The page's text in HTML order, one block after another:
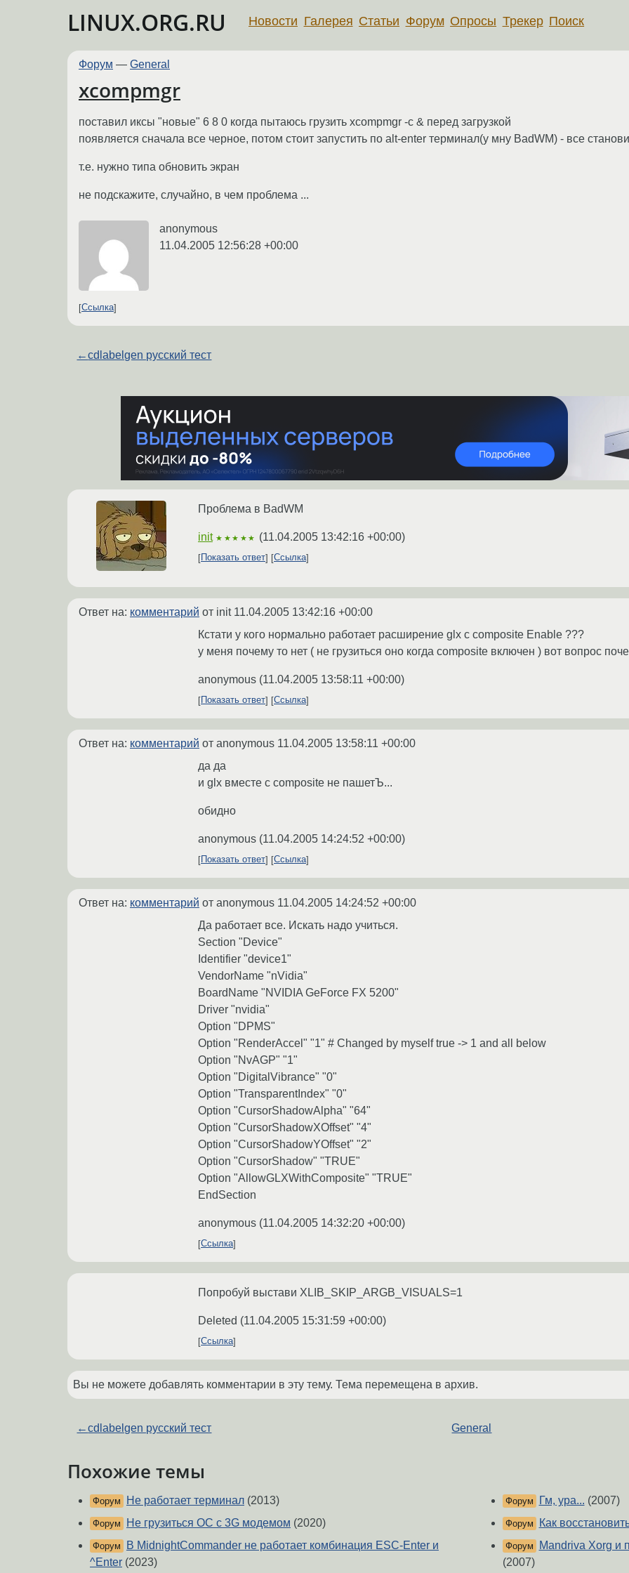
LINUX.ORG.RU Новости Галерея Статьи Форум Опросы Трекер Поиск
Форум — General
xcompmgr
поставил иксы "новые" 6 8 0 когда пытаюсь грузить xcompmgr -c & перед загрузкой
появляется сначала все черное, потом стоит запустить по alt-enter терминал(у мну BadWM) - все
т.е. нужно типа обновить экран
не подскажите, случайно, в чем проблема ...
anonymous
11.04.2005 12:56:28 +00:00
Ссылка
←cdlabelgen русский тест
Проблема в BadWM
init ★★★★★ (11.04.2005 13:42:16 +00:00)
Показать ответ Ссылка
Ответ на: комментарий от init 11.04.2005 13:42:16 +00:00
Кстати у кого нормально работает расширение glx с composite Enable ???
у меня почему то нет ( не грузиться оно когда composite включен ) вот вопрос
anonymous (11.04.2005 13:58:11 +00:00)
Показать ответ Ссылка
Ответ на: комментарий от anonymous 11.04.2005 13:58:11 +00:00
да да
и glx вместе с composite не пашетЪ...
обидно
anonymous (11.04.2005 14:24:52 +00:00)
Показать ответ Ссылка
Ответ на: комментарий от anonymous 11.04.2005 14:24:52 +00:00
Да работает все. Искать надо учиться.
Section "Device"
Identifier "device1"
VendorName "nVidia"
BoardName "NVIDIA GeForce FX 5200"
Driver "nvidia"
Option "DPMS"
Option "RenderAccel" "1" # Changed by myself true -> 1 and all below
Option "NvAGP" "1"
Option "DigitalVibrance" "0"
Option "TransparentIndex" "0"
Option "CursorShadowAlpha" "64"
Option "CursorShadowXOffset" "4"
Option "CursorShadowYOffset" "2"
Option "CursorShadow" "TRUE"
Option "AllowGLXWithComposite" "TRUE"
EndSection
anonymous (11.04.2005 14:32:20 +00:00)
Ссылка
Попробуй выстави XLIB_SKIP_ARGB_VISUALS=1
Deleted (11.04.2005 15:31:59 +00:00)
Ссылка
Вы не можете добавлять комментарии в эту тему. Тема перемещена в архив.
←cdlabelgen русский тест General
Похожие темы
Форум Не работает терминал (2013)
Форум Не грузиться ОС с 3G модемом (2020)
Форум
В MidnightCommander не работает комбинация ESC-Enter и
^Enter (2023)
Форум Гм, ура... (2007)
Форум Как
Форум
Mandriva Xorg и
(2007)